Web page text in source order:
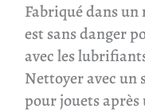
Fabriqué dans
est sans danger
avec les
Nettoyer avec un
pour jouets